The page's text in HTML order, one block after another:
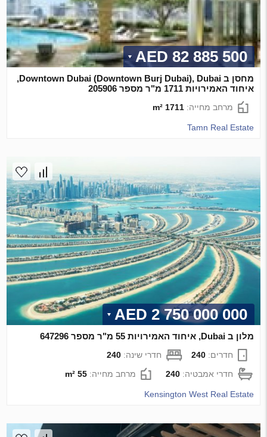
82 885 500 AED
מחסן ב Downtown Dubai (Downtown Burj Dubai), Dubai,
איחוד האמירויות 1711 מ"ר מספר 205906
מרחב מחייה:1711 m²
Tamn Real Estate
2 750 000 000 AED
מלון ב Dubai, איחוד האמירויות 55 מ"ר מספר 647296
חדרים:240 חדרי שינה:240
חדרי אמבטיה:240 מרחב מחייה:55 m²
Kensington West Real Estate